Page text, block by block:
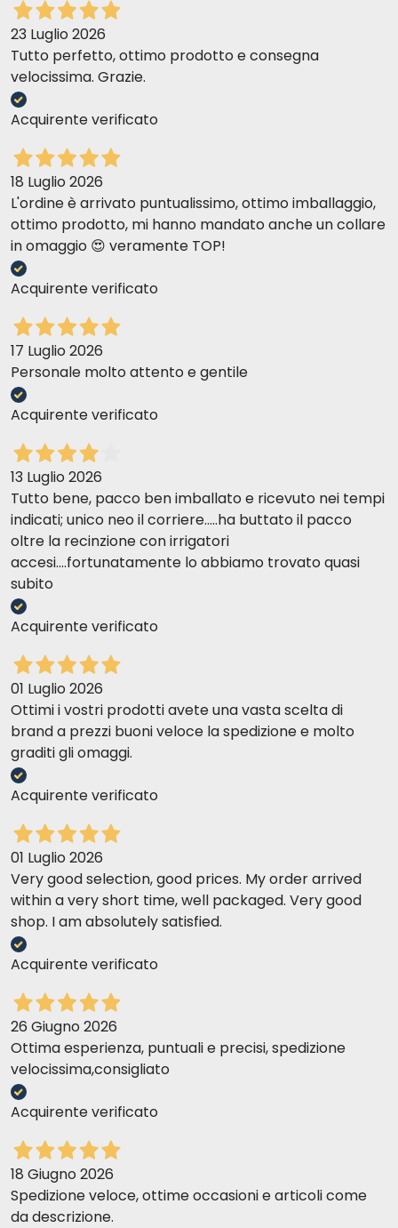
23 Luglio 2026
Tutto perfetto, ottimo prodotto e consegna
velocissima. Grazie.
Acquirente verificato
18 Luglio 2026
L'ordine è arrivato puntualissimo, ottimo imballaggio,
ottimo prodotto, mi hanno mandato anche un collare
in omaggio 😍 veramente TOP!
Acquirente verificato
17 Luglio 2026
Personale molto attento e gentile
Acquirente verificato
13 Luglio 2026
Tutto bene, pacco ben imballato e ricevuto nei tempi
indicati; unico neo il corriere.....ha buttato il pacco
oltre la recinzione con irrigatori
accesi....fortunatamente lo abbiamo trovato quasi
subito
Acquirente verificato
01 Luglio 2026
Ottimi i vostri prodotti avete una vasta scelta di
brand a prezzi buoni veloce la spedizione e molto
graditi gli omaggi.
Acquirente verificato
01 Luglio 2026
Very good selection, good prices. My order arrived
within a very short time, well packaged. Very good
shop. I am absolutely satisfied.
Acquirente verificato
26 Giugno 2026
Ottima esperienza, puntuali e precisi, spedizione
velocissima,consigliato
Acquirente verificato
18 Giugno 2026
Spedizione veloce, ottime occasioni e articoli come
da descrizione.